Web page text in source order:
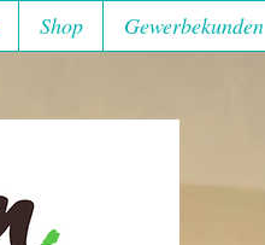
Shop Gewerbekunden